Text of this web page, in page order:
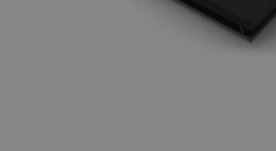
nezbytně nutných souborů